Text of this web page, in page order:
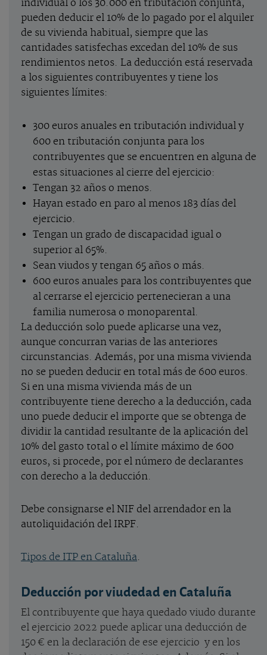
individual o los 30.000 en tributación conjunta,
pueden deducir el 10% de lo pagado por el alquiler
de su vivienda habitual, siempre que las
cantidades satisfechas excedan del 10% de sus
rendimientos netos. La deducción está reservada
a los siguientes contribuyentes y tiene los
siguientes límites:
300 euros anuales en tributación individual y
600 en tributación conjunta para los
contribuyentes que se encuentren en alguna de
estas situaciones al cierre del ejercicio:
Tengan 32 años o menos.
Hayan estado en paro al menos 183 días del
ejercicio.
Tengan un grado de discapacidad igual o
superior al 65%.
Sean viudos y tengan 65 años o más.
600 euros anuales para los contribuyentes que
al cerrarse el ejercicio pertenecieran a una
familia numerosa o monoparental.
La deducción solo puede aplicarse una vez,
aunque concurran varias de las anteriores
circunstancias. Además, por una misma vivienda
no se pueden deducir en total más de 600 euros.
Si en una misma vivienda más de un
contribuyente tiene derecho a la deducción, cada
uno puede deducir el importe que se obtenga de
dividir la cantidad resultante de la aplicación del
10% del gasto total o el límite máximo de 600
euros, si procede, por el número de declarantes
con derecho a la deducción.
Debe consignarse el NIF del arrendador en la
autoliquidación del IRPF.
Tipos de ITP en Cataluña.
Deducción por viudedad en Cataluña
El contribuyente que haya quedado viudo durante
el ejercicio 2022 puede aplicar una deducción de
150 € en la declaración de ese ejercicio y en los